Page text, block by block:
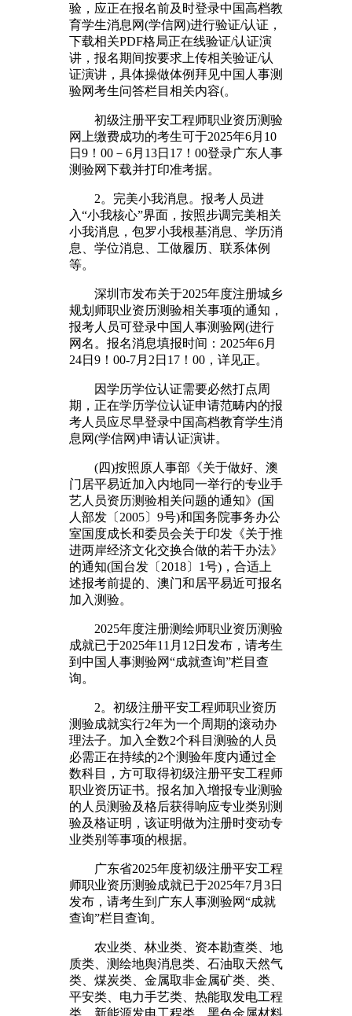
验，应正在报名前及时登录中国高档教
育学生消息网(学信网)进行验证/认证，
下载相关PDF格局正在线验证/认证演
讲，报名期间按要求上传相关验证/认
证演讲，具体操做体例拜见中国人事测
验网考生问答栏目相关内容(。
初级注册平安工程师职业资历测验
网上缴费成功的考生可于2025年6月10
日9！00－6月13日17！00登录广东人事
测验网下载并打印准考据。
2。完美小我消息。报考人员进
入“小我核心”界面，按照步调完美相关
小我消息，包罗小我根基消息、学历消
息、学位消息、工做履历、联系体例
等。
深圳市发布关于2025年度注册城乡
规划师职业资历测验相关事项的通知，
报考人员可登录中国人事测验网(进行
网名。报名消息填报时间：2025年6月
24日9！00-7月2日17！00，详见正。
因学历学位认证需要必然打点周
期，正在学历学位认证申请范畴内的报
考人员应尽早登录中国高档教育学生消
息网(学信网)申请认证演讲。
(四)按照原人事部《关于做好、澳
门居平易近加入内地同一举行的专业手
艺人员资历测验相关问题的通知》(国
人部发〔2005〕9号)和国务院事务办公
室国度成长和委员会关于印发《关于推
进两岸经济文化交换合做的若干办法》
的通知(国台发〔2018〕1号)，合适上
述报考前提的、澳门和居平易近可报名
加入测验。
2025年度注册测绘师职业资历测验
成就已于2025年11月12日发布，请考生
到中国人事测验网“成就查询”栏目查
询。
2。初级注册平安工程师职业资历
测验成就实行2年为一个周期的滚动办
理法子。加入全数2个科目测验的人员
必需正在持续的2个测验年度内通过全
数科目，方可取得初级注册平安工程师
职业资历证书。报名加入增报专业测验
的人员测验及格后获得响应专业类别测
验及格证明，该证明做为注册时变动专
业类别等事项的根据。
广东省2025年度初级注册平安工程
师职业资历测验成就已于2025年7月3日
发布，请考生到广东人事测验网“成就
查询”栏目查询。
农业类、林业类、资本勘查类、地
质类、测绘地舆消息类、石油取天然气
类、煤炭类、金属取非金属矿类、类、
平安类、电力手艺类、热能取发电工程
类、新能源发电工程类、黑色金属材料